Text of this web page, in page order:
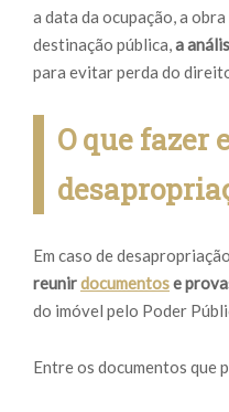
a data da ocupação, a
destinação pública,a
para evitar perda do
O que fazer
Em caso de
reunirdocumentose
do imóvel pelo Poder
Entre os documentos que